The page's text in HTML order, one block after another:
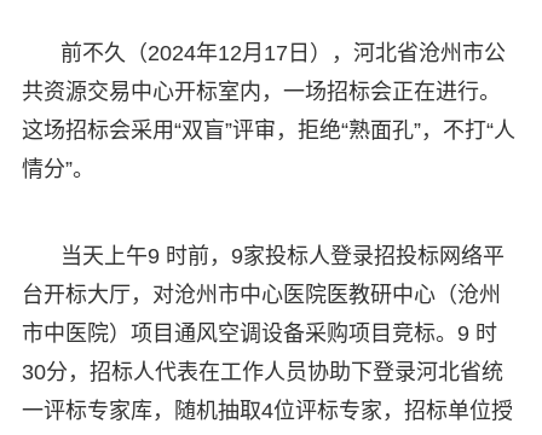
前不久（2024年12月17日），河北省沧州市公
共资源交易中心开标室内，一场招标会正在进行。
这场招标会采用“双盲”评审，拒绝“熟面孔”，不打“人
情分”。
当天上午9 时前，9家投标人登录招投标网络平
台开标大厅，对沧州市中心医院医教研中心（沧州
市中医院）项目通风空调设备采购项目竞标。9 时
30分，招标人代表在工作人员协助下登录河北省统
一评标专家库，随机抽取4位评标专家，招标单位授